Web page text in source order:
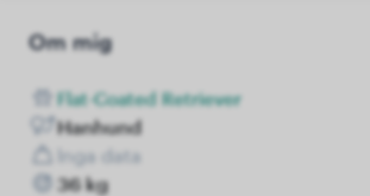
Om mig
Flat-Coated Retriever
Hanhund
Inga data
36 kg